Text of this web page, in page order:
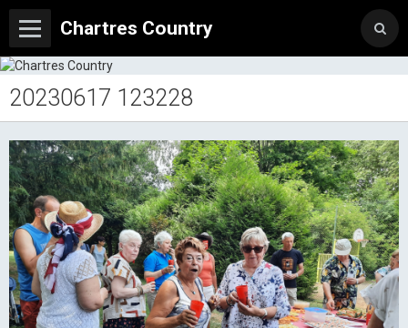
Chartres Country
20230617 123228